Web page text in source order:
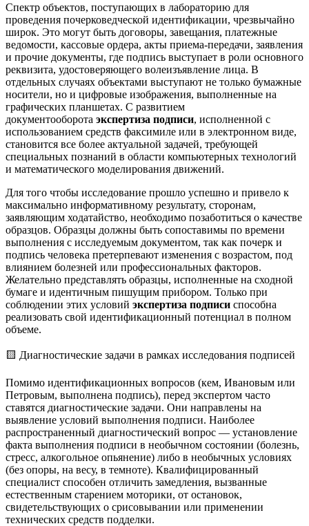
Спектр объектов, поступающих в лабораторию для
проведения почерковедческой идентификации, чрезвычайно
широк. Это могут быть договоры, завещания, платежные
ведомости, кассовые ордера, акты приема-передачи, заявления
и прочие документы, где подпись выступает в роли основного
реквизита, удостоверяющего волеизъявление лица. В
отдельных случаях объектами выступают не только бумажные
носители, но и цифровые изображения, выполненные на
графических планшетах. С развитием
документооборота экспертиза подписи, исполненной с
использованием средств факсимиле или в электронном виде,
становится все более актуальной задачей, требующей
специальных познаний в области компьютерных технологий
и математического моделирования движений.
Для того чтобы исследование прошло успешно и привело к
максимально информативному результату, сторонам,
заявляющим ходатайство, необходимо позаботиться о качестве
образцов. Образцы должны быть сопоставимы по времени
выполнения с исследуемым документом, так как почерк и
подпись человека претерпевают изменения с возрастом, под
влиянием болезней или профессиональных факторов.
Желательно представлять образцы, исполненные на сходной
бумаге и идентичным пишущим прибором. Только при
соблюдении этих условий экспертиза подписи способна
реализовать свой идентификационный потенциал в полном
объеме.
🟨 Диагностические задачи в рамках исследования подписей
Помимо идентификационных вопросов (кем, Ивановым или
Петровым, выполнена подпись), перед экспертом часто
ставятся диагностические задачи. Они направлены на
выявление условий выполнения подписи. Наиболее
распространенный диагностический вопрос — установление
факта выполнения подписи в необычном состоянии (болезнь,
стресс, алкогольное опьянение) либо в необычных условиях
(без опоры, на весу, в темноте). Квалифицированный
специалист способен отличить замедления, вызванные
естественным старением моторики, от остановок,
свидетельствующих о срисовывании или применении
технических средств подделки.